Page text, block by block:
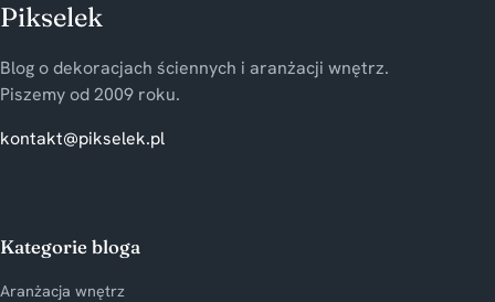
Pikselek
Blog o dekoracjach ściennych i aranżacji wnętrz.
Piszemy od 2009 roku.
kontakt@pikselek.pl
Kategorie bloga
Aranżacja wnętrz